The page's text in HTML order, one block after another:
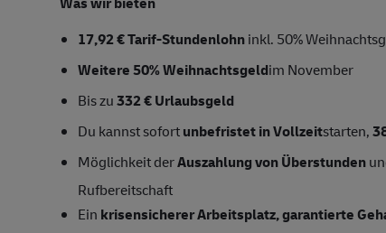
17,92 € Tarif-Stundenlohninkl. 50%
Weitere 50% Weihnachtsgeldim November
Bis zu332 € Urlaubsgeld
Du kannst sofortunbefristet in Vollzeitstarten,
Möglichkeit derAuszahlung von Überstunden
Rufbereitschaft
Ein krisensicherer Arbeitsplatz, garantierte